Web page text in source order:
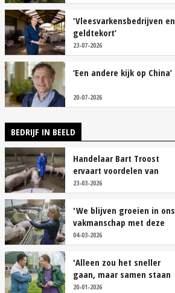
‘Vleesvarkensbedrijven en
geldtekort’
23-07-2026
‘Een andere kijk op China’
20-07-2026
BEDRIJF IN BEELD
Handelaar Bart Troost
ervaart voordelen van
coöperatieve voerfusie
23-03-2026
'We blijven groeien in ons
vakmanschap met deze
teamaanpak'
04-03-2026
'Alleen zou het sneller
gaan, maar samen staan
we stukken sterker'
20-01-2026